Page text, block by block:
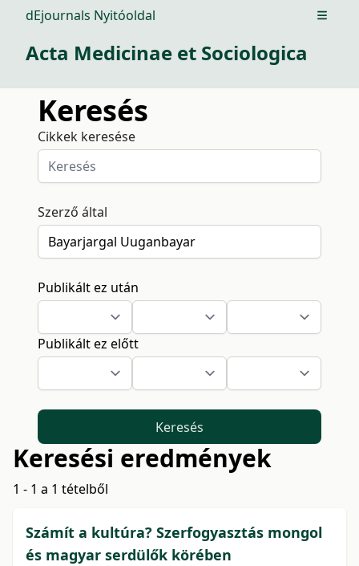
dEjournals Nyitóoldal Open
Acta Medicinae et Sociologica
Keresés
Cikkek keresése
Szerző által
Publikált ez után
Publikált ez előtt
Keresés
Keresési eredmények
1 - 1 a 1 tételből
Számít a kultúra? Szerfogyasztás mongol
és magyar serdülők körében